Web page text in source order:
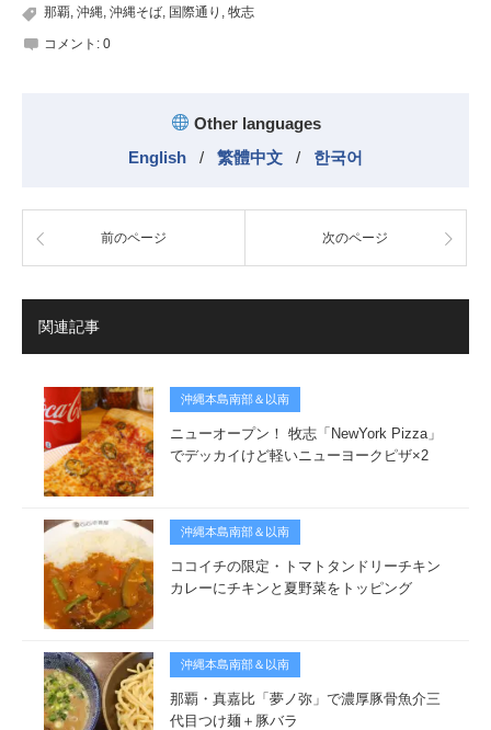
那覇 沖縄 沖縄そば 国際通り 牧志
コメント: 0
Other languages
English
/ 繁體中文 / 한국어
前のページ 次のページ
関連記事
沖縄本島南部＆以南
ニューオープン！ 牧志「NewYork Pizza」
でデッカイけど軽いニューヨークピザ×2
沖縄本島南部＆以南
ココイチの限定・トマトタンドリーチキン
カレーにチキンと夏野菜をトッピング
沖縄本島南部＆以南
那覇・真嘉比「夢ノ弥」で濃厚豚骨魚介三
代目つけ麺＋豚バラ